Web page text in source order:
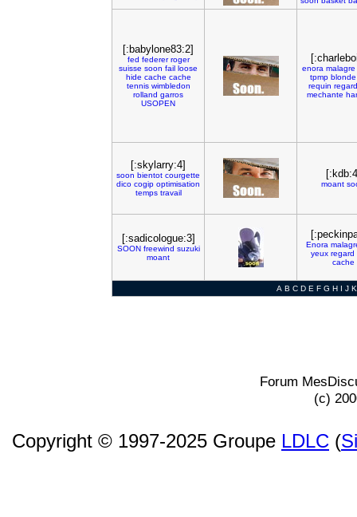
[:babylone83:2]
fed federer roger
suisse soon fail loose
hide cache cache
tennis wimbledon
rolland garros
USOPEN
enora malagre
tpmp blonde
requin regard
mechante
[:skylarry:4]
soon bientot courgette
dico cogip optimisation
temps travail
moant
[:sadicologue:3]
SOON freewind suzuki
moant
Enora
yeux regard
cache
A B C D E F G H I J K
Forum
(c)
Copyright © 1997-2025 Groupe LDLC (